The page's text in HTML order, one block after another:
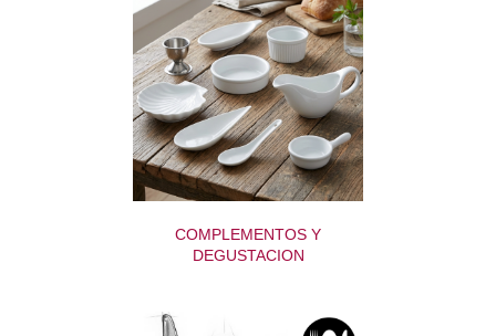
COMPLEMENTOS Y
DEGUSTACION